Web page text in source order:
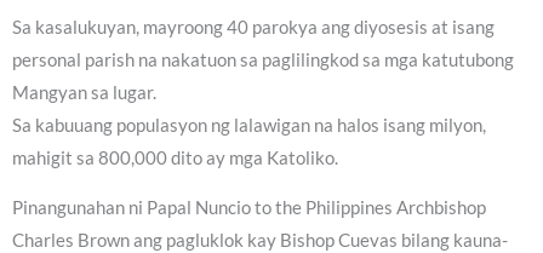
Sa kasalukuyan, mayroong 40 parokya ang diyosesis at isang
personal parish na nakatuon sa paglilingkod sa mga katutubong
Mangyan sa lugar.
Sa kabuuang populasyon ng lalawigan na halos isang milyon,
mahigit sa 800,000 dito ay mga Katoliko.
Pinangunahan ni Papal Nuncio to the Philippines Archbishop
Charles Brown ang pagluklok kay Bishop Cuevas bilang kauna-